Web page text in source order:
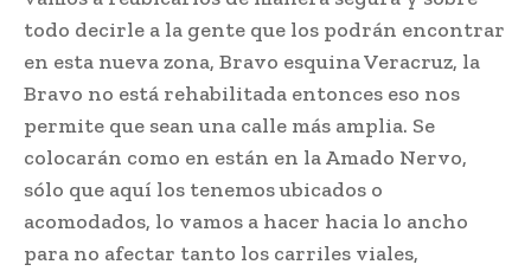
todo decirle a la gente que los podrán encontrar
en esta nueva zona, Bravo esquina Veracruz, la
Bravo no está rehabilitada entonces eso nos
permite que sean una calle más amplia. Se
colocarán como en están en la Amado Nervo,
sólo que aquí los tenemos ubicados o
acomodados, lo vamos a hacer hacia lo ancho
para no afectar tanto los carriles viales,